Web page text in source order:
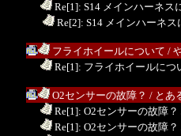
Re[1]: S14 メインハーネス
Re[2]: S14 メインハーネス
フライホイールについて /
Re[1]: フライホイールにつ
O2センサーの故障？ / とあ
Re[1]: O2センサーの故障？
Re[1]: O2センサーの故障？